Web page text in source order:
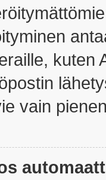
kuten
vain